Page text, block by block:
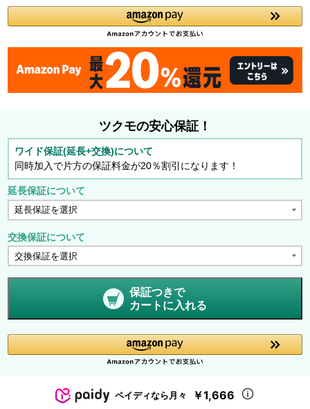
ツクモの安心保証！
ワイド保証(延長+交換)について
同時加入で片方の保証料金が20％割引になります！
延長保証について
交換保証について
保証つきで
カートに入れる
ペイディなら月々 ￥1,666